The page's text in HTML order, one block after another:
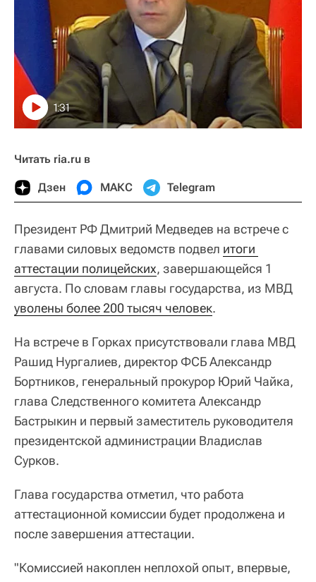
1:31
Читать ria.ru в
Дзен МАКС Telegram
Президент РФ Дмитрий Медведев на встрече с
главами силовых ведомств подвел итоги
аттестации полицейских, завершающейся 1
августа. По словам главы государства, из МВД
уволены более 200 тысяч человек.
На встрече в Горках присутствовали глава МВД
Рашид Нургалиев, директор ФСБ Александр
Бортников, генеральный прокурор Юрий Чайка,
глава Следственного комитета Александр
Бастрыкин и первый заместитель руководителя
президентской администрации Владислав
Сурков.
Глава государства отметил, что работа
аттестационной комиссии будет продолжена и
после завершения аттестации.
"Комиссией накоплен неплохой опыт, впервые,